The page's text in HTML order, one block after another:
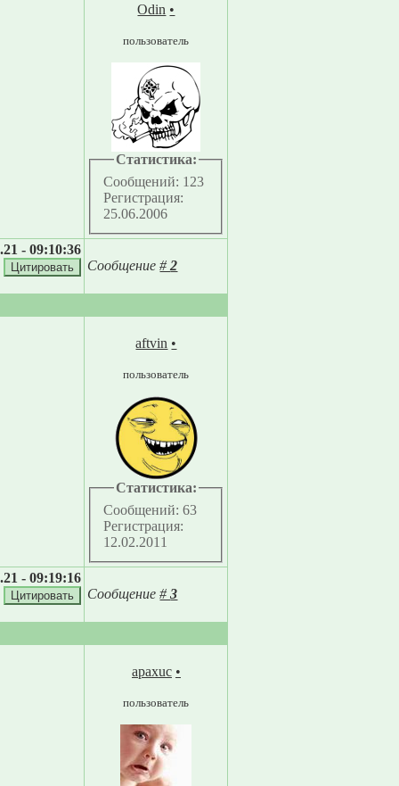
Odin •
пользователь
Статистика:
Сообщений: 123
Регистрация:
25.06.2006
- 09:10:36
Сообщение#2
aftvin •
пользователь
Статистика:
Сообщений: 63
Регистрация:
12.02.2011
- 09:19:16
Сообщение#3
apaxuc •
пользователь